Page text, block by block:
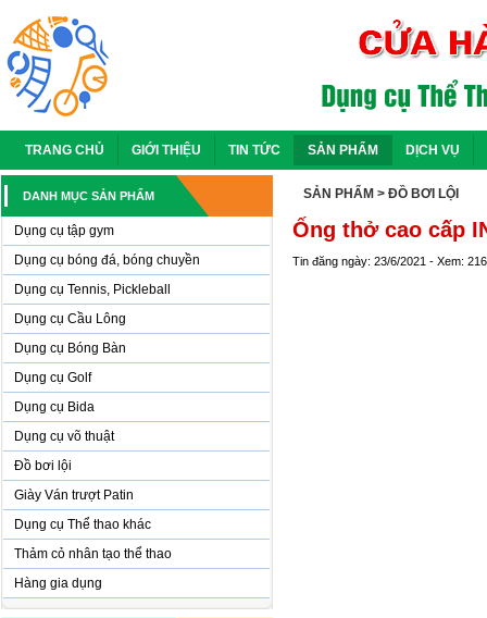
TRANG CHỦ GIỚI THIỆU TIN TỨC SẢN PHẨM DỊCH VỤ
DANH MỤC SẢN PHẨM
Dụng cụ tập gym
Dụng cụ bóng đá, bóng chuyền
Dụng cụ Tennis, Pickleball
Dụng cụ Cầu Lông
Dụng cụ Bóng Bàn
Dụng cụ Golf
Dụng cụ Bida
Dụng cụ võ thuật
Đồ bơi lội
Giày Ván trượt Patin
Dụng cụ Thể thao khác
Thảm cỏ nhân tạo thể thao
Hàng gia dụng
SẢN PHẨM > ĐỒ BƠI LỘI
Ống thở cao cấp
Tin đăng ngày: 23/6/2021 - Xem: